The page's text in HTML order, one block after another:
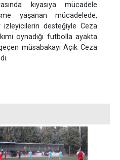
kıyasıya mücadele
yaşanan mücadelede,
desteğiyle Ceza
oynadığı futbolla ayakta
müsabakayı Açık Ceza